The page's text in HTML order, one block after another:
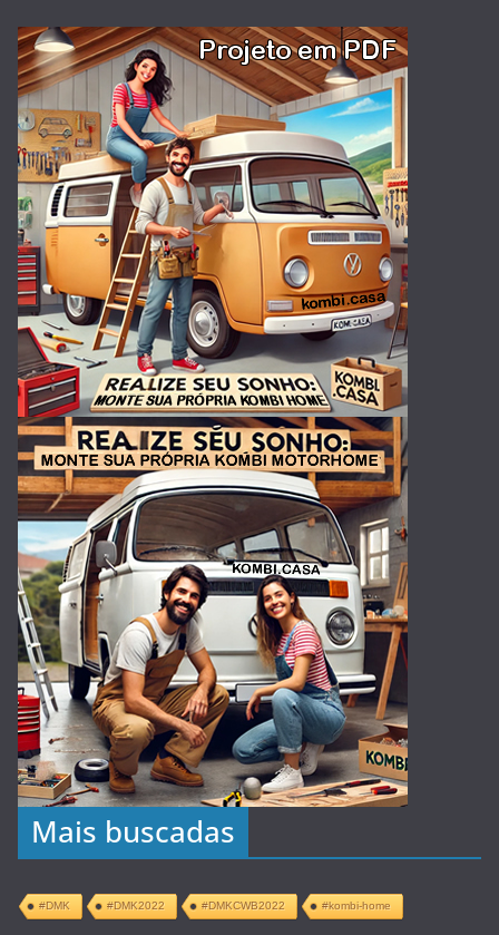
Mais buscadas
#DMK #DMK2022 #DMKCWB2022 #kombi-home